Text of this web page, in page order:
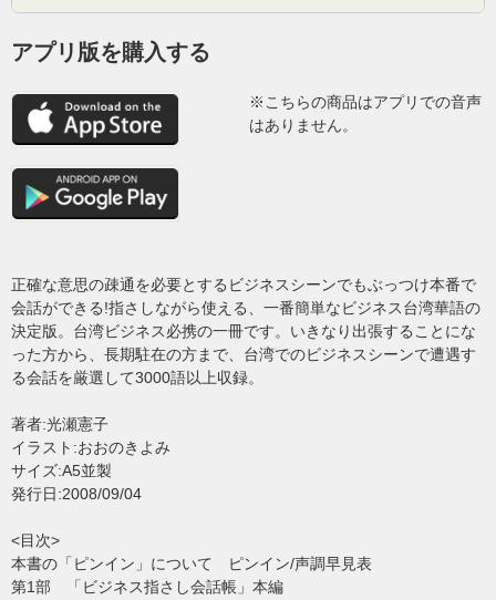
アプリ版を購入する
※こちらの商品はアプリでの音声
はありません。
正確な意思の疎通を必要とするビジネスシーンでもぶっつけ本番で
会話ができる!指さしながら使える、一番簡単なビジネス台湾華語の
決定版。台湾ビジネス必携の一冊です。いきなり出張することにな
った方から、長期駐在の方まで、台湾でのビジネスシーンで遭遇す
る会話を厳選して3000語以上収録。
著者:光瀬憲子
イラスト:おおのきよみ
サイズ:A5並製
発行日:2008/09/04
<目次>
本書の「ピンイン」について ピンイン/声調早見表
第1部 「ビジネス指さし会話帳」本編